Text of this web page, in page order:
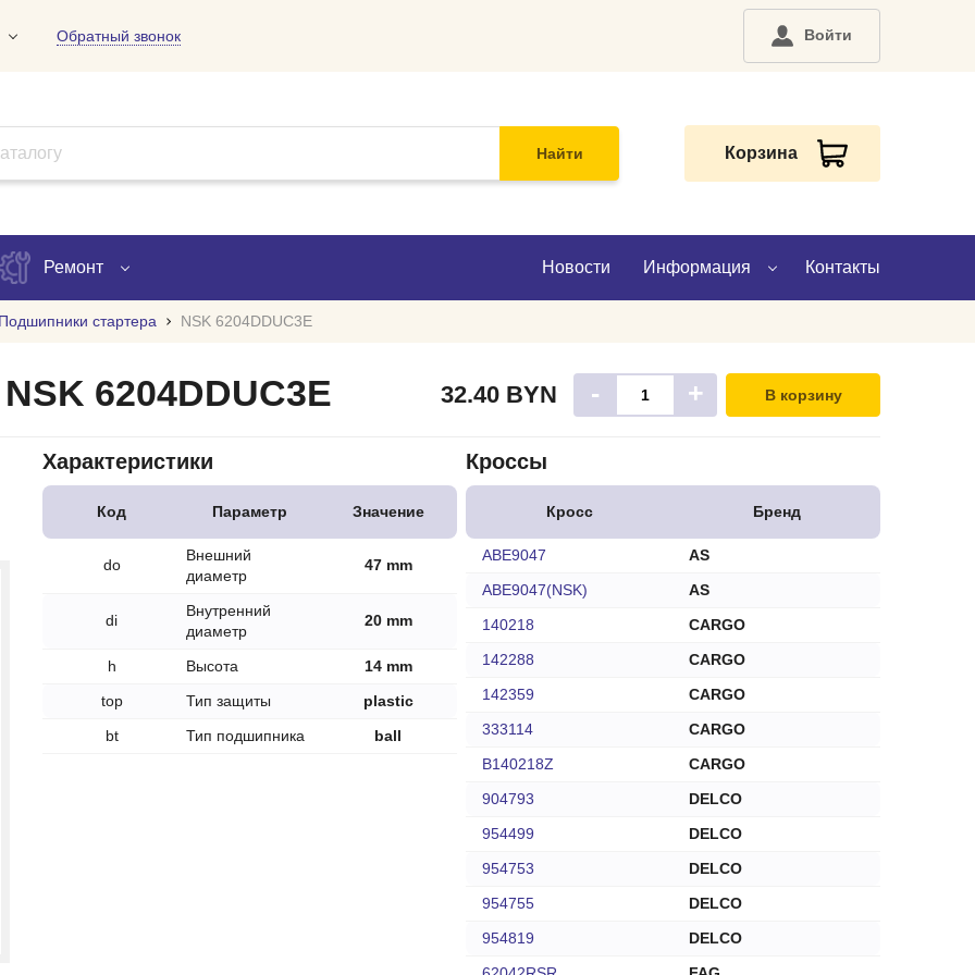
Обратный звонок Войти
Найти Корзина
Ремонт
Проверка ремонта
Новости Информация
Доставка
Контакты
Подшипники стартера NSK 6204DDUC3E
32.40 BYN - + В корзину
6204DDUC3E
Характеристики
Код Параметр Значение
do
Внешний
диаметр
47 mm
di
Внутренний
диаметр
20 mm
h Высота
14 mm
top
Тип защиты
plastic
bt
Тип подшипника ball
Кроссы
Кросс Бренд
ABE9047
AS
ABE9047(NSK)
AS
140218
CARGO
142288
CARGO
142359
CARGO
333114
CARGO
B140218Z
CARGO
904793
DELCO
954499
DELCO
954753
DELCO
954755
DELCO
954819
DELCO